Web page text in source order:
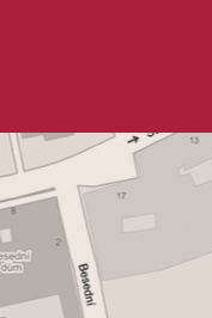
Obsahuje:
Adagio For Strings
/Waller, Fats/Air On
Sebastian/All I Have
Boudleaux/Angela